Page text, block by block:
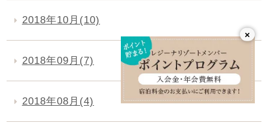
2018年10月(10)
2018年09月(7)
2018年08月(4)
×